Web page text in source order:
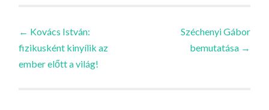
Bejegyzések
navigációja
← Kovács István:
fizikusként kinyílik az
ember előtt a világ!
Széchenyi Gábor
bemutatása →